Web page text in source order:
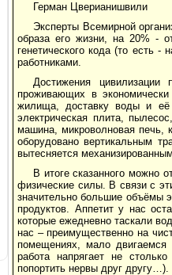
Герман Цверианишвили
Эксперты Всемирной
образа его жизни, на 20% -
генетического кода (то есть
работниками.
Достижения
проживающих в
жилища, доставку воды и её
электрическая плита,
машина, микроволновая печь,
оборудовано вертикальным
вытесняется
В итоге сказанного можно
физические силы. В связи с
значительно большие объёмы
продуктов. Аппетит у нас
которые ежедневно таскали
нас – преимущественно на
помещениях, мало
работа напрягает не
попортить нервы друг другу…).